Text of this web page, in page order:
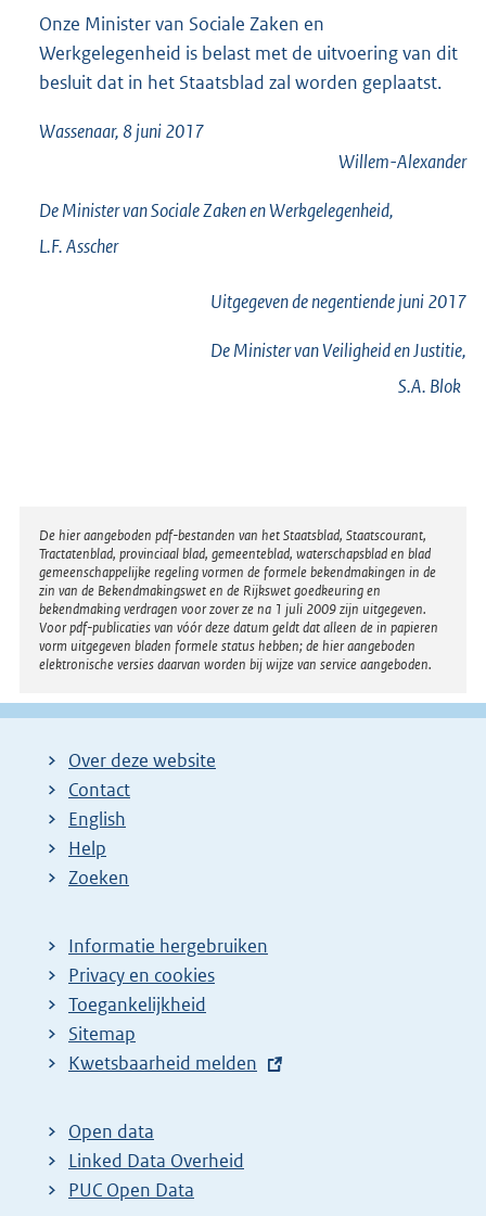
Onze Minister van Sociale Zaken en
Werkgelegenheid is belast met de uitvoering van dit
besluit dat in het Staatsblad zal worden geplaatst.
Wassenaar, 8 juni 2017
Willem-Alexander
De Minister van Sociale Zaken en Werkgelegenheid,
L.F.Asscher
Uitgegeven denegentiendejuni 2017
De Minister van Veiligheid en Justitie,
S.A. Blok
Disclaimer
De hier aangeboden pdf-bestanden van het Staatsblad, Staatscourant,
Tractatenblad, provinciaal blad, gemeenteblad, waterschapsblad en blad
gemeenschappelijke regeling vormen de formele bekendmakingen in de
zin van de Bekendmakingswet en de Rijkswet goedkeuring en
bekendmaking verdragen voor zover ze na 1 juli 2009 zijn uitgegeven.
Voor pdf-publicaties van vóór deze datum geldt dat alleen de in papieren
vorm uitgegeven bladen formele status hebben; de hier aangeboden
elektronische versies daarvan worden bij wijze van service aangeboden.
Over deze website
Contact
English
Help
Zoeken
Informatie hergebruiken
Privacy en cookies
Toegankelijkheid
Sitemap
E
t
e
r
Kwetsbaarheid melden
Open data
Linked Data Overheid
PUC Open Data